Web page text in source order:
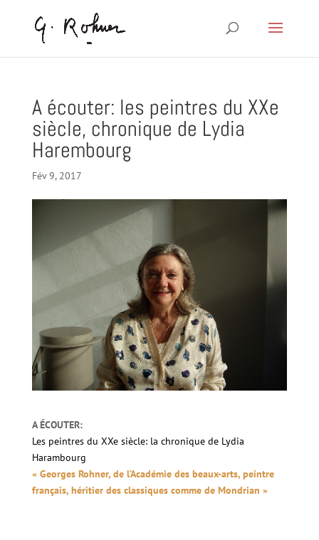
A écouter: les peintres du XXe
siècle, chronique de Lydia
Harembourg
Fév 9, 2017
A ÉCOUTER:
Les peintres du XXe siècle: la chronique de Lydia
Harambourg
« Georges Rohner, de l’Académie des beaux-arts, peintre
français, héritier des classiques comme de Mondrian »